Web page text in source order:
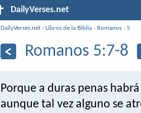
DailyVerses.net
DailyVerses.net ›Libros de la Biblia › Romanos ›5
Romanos 5:7-8
Porque a duras penas
aunque tal vez alguno se